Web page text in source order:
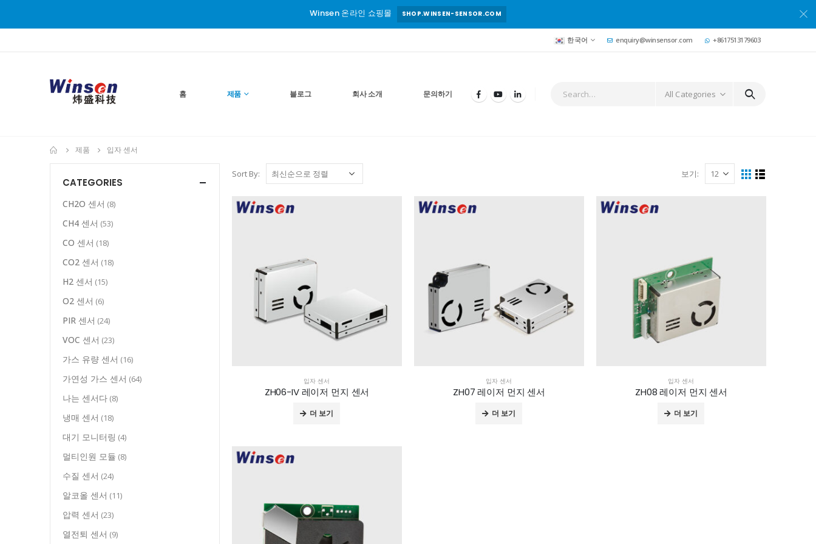
Winsen 온라인 쇼핑몰 SHOP.WINSEN-SENSOR.COM
한국어 enquiry@winsensor.com +8617513179603
홈 제품 블로그 회사 소개 문의하기 All Categories
제품 입자 센서
Sort By: 보기:
입자 센서
ZH06-IV 레이저 먼지 센서
더 보기
입자 센서
ZH07 레이저 먼지 센서
더 보기
입자 센서
ZH08 레이저 먼지 센서
더 보기
CATEGORIES
CH2O 센서 (8)
CH4 센서 (53)
CO 센서 (18)
CO2 센서 (18)
H2 센서 (15)
O2 센서 (6)
PIR 센서 (24)
VOC 센서 (23)
가스 유량 센서 (16)
가연성 가스 센서 (64)
나는 센서다 (8)
냉매 센서 (18)
대기 모니터링 (4)
멀티인원 모듈 (8)
수질 센서 (24)
알코올 센서 (11)
압력 센서 (23)
열전퇴 센서 (9)